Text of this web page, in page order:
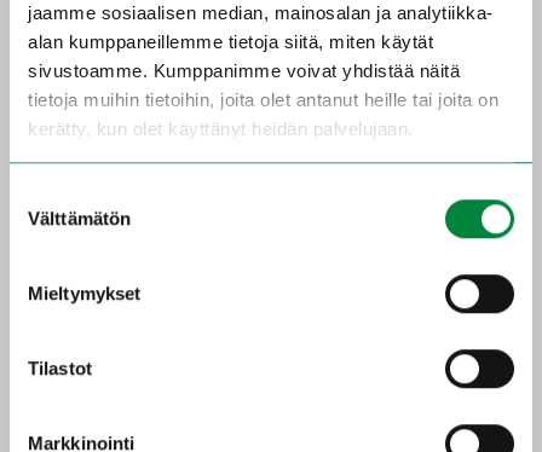
jaamme sosiaalisen median, mainosalan ja analytiikka-
alan kumppaneillemme tietoja siitä, miten käytät
sivustoamme. Kumppanimme voivat yhdistää näitä
tietoja muihin tietoihin, joita olet antanut heille tai joita on
kerätty, kun olet käyttänyt heidän palvelujaan.
valinta
Välttämätön
Mieltymykset
Tilastot
Markkinointi